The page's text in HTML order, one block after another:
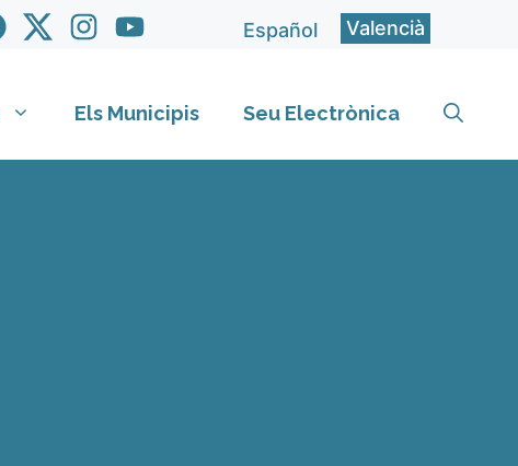
Español Valencià
Els Municipis Seu Electrònica